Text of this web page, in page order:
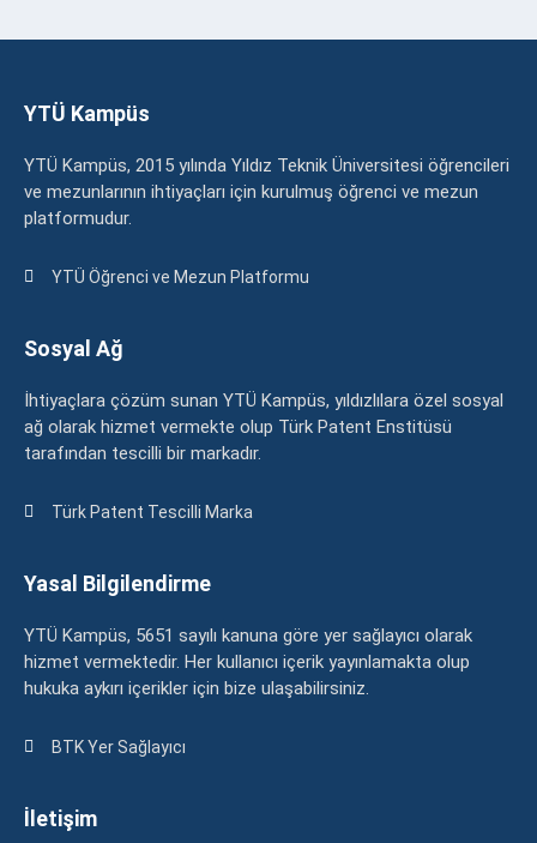
YTÜ Kampüs
YTÜ Kampüs, 2015 yılında Yıldız Teknik Üniversitesi öğrencileri
ve mezunlarının ihtiyaçları için kurulmuş öğrenci ve mezun
platformudur.
YTÜ Öğrenci ve Mezun Platformu
Sosyal Ağ
İhtiyaçlara çözüm sunan YTÜ Kampüs, yıldızlılara özel sosyal
ağ olarak hizmet vermekte olup Türk Patent Enstitüsü
tarafından tescilli bir markadır.
Türk Patent Tescilli Marka
Yasal Bilgilendirme
YTÜ Kampüs, 5651 sayılı kanuna göre yer sağlayıcı olarak
hizmet vermektedir. Her kullanıcı içerik yayınlamakta olup
hukuka aykırı içerikler için bize ulaşabilirsiniz.
BTK Yer Sağlayıcı
İletişim